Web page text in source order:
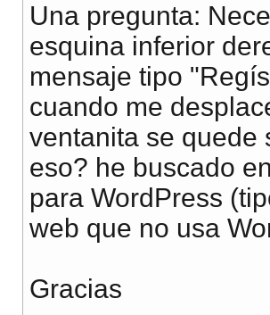
Una pregunta:
esquina inferior
mensaje tipo
cuando me
ventanita se quede
eso? he buscado
para WordPress
web que no usa
Gracias